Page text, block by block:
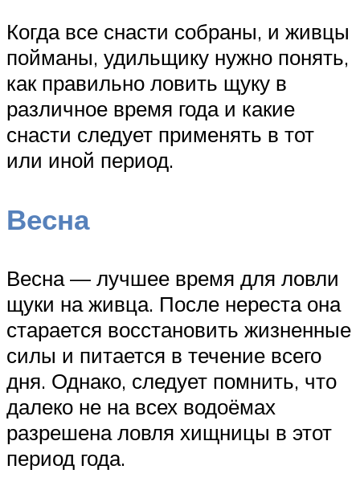
Когда все снасти собраны, и живцы
пойманы, удильщику нужно понять,
как правильно ловить щуку в
различное время года и какие
снасти следует применять в тот
или иной период.
Весна
Весна — лучшее время для ловли
щуки на живца. После нереста она
старается восстановить жизненные
силы и питается в течение всего
дня. Однако, следует помнить, что
далеко не на всех водоёмах
разрешена ловля хищницы в этот
период года.